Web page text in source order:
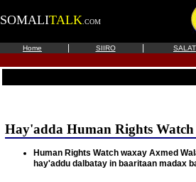
SOMALITALK .COM
Home SIIRO SALAT
Hay'adda Human Rights
Human Rights Watch waxay Axmed
hay'addu dalbatay in baaritaan madax